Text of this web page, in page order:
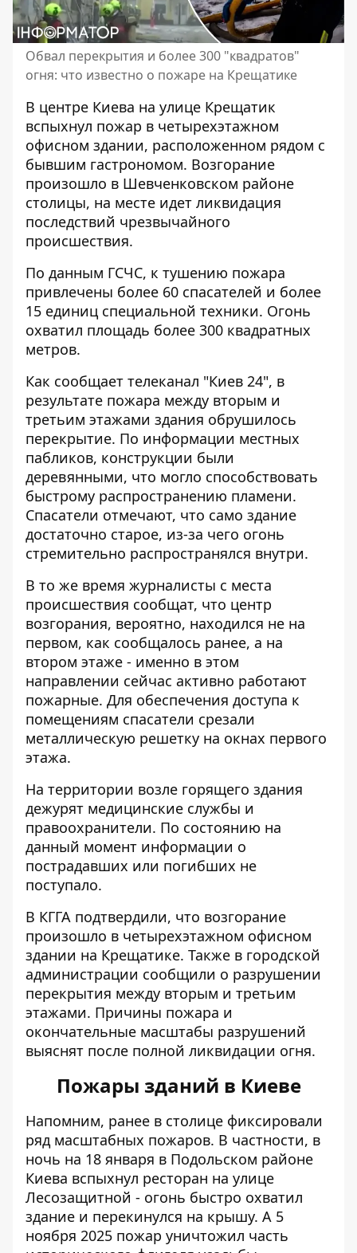
Обвал перекрытия и более 300 "квадратов"
огня: что известно о пожаре на Крещатике
В центре Киева на улице Крещатик
вспыхнул пожар в четырехэтажном
офисном здании, расположенном рядом с
бывшим гастрономом. Возгорание
произошло в Шевченковском районе
столицы, на месте идет ликвидация
последствий чрезвычайного
происшествия.
По данным ГСЧС, к тушению пожара
привлечены более 60 спасателей и более
15 единиц специальной техники. Огонь
охватил площадь более 300 квадратных
метров.
Как сообщает телеканал "Киев 24", в
результате пожара между вторым и
третьим этажами здания обрушилось
перекрытие. По информации местных
пабликов, конструкции были
деревянными, что могло способствовать
быстрому распространению пламени.
Спасатели отмечают, что само здание
достаточно старое, из-за чего огонь
стремительно распространялся внутри.
В то же время журналисты с места
происшествия сообщат, что центр
возгорания, вероятно, находился не на
первом, как сообщалось ранее, а на
втором этаже - именно в этом
направлении сейчас активно работают
пожарные. Для обеспечения доступа к
помещениям спасатели срезали
металлическую решетку на окнах первого
этажа.
На территории возле горящего здания
дежурят медицинские службы и
правоохранители. По состоянию на
данный момент информации о
пострадавших или погибших не
поступало.
В КГГА подтвердили, что возгорание
произошло в четырехэтажном офисном
здании на Крещатике. Также в городской
администрации сообщили о разрушении
перекрытия между вторым и третьим
этажами. Причины пожара и
окончательные масштабы разрушений
выяснят после полной ликвидации огня.
Пожары зданий в Киеве
Напомним, ранее в столице фиксировали
ряд масштабных пожаров. В частности, в
ночь на 18 января в Подольском районе
Киева вспыхнул ресторан на улице
Лесозащитной - огонь быстро охватил
здание и перекинулся на крышу. А 5
ноября 2025 пожар уничтожил часть